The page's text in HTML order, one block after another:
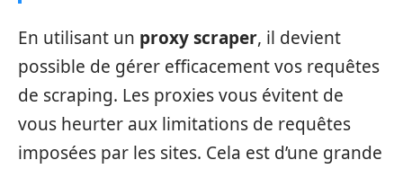
En utilisant un proxy scraper, il devient
possible de gérer efficacement vos requêtes
de scraping. Les proxies vous évitent de
vous heurter aux limitations de requêtes
imposées par les sites. Cela est d’une grande